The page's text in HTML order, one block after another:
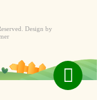
Design by